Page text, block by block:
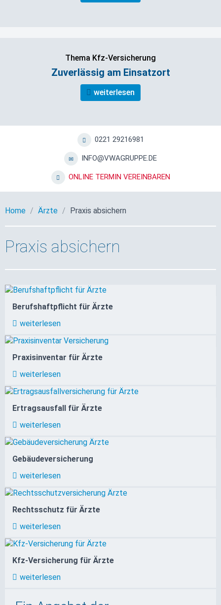
Thema Kfz-Versicherung
Zuverlässig am Einsatzort
weiterlesen
0221 29216981
INFO@VWAGRUPPE.DE
ONLINE TERMIN VEREINBAREN
Home Ärzte Praxis absichern
Praxis absichern
Berufshaftpflicht für Ärzte
weiterlesen
Praxisinventar für Ärzte
weiterlesen
Ertragsausfall für Ärzte
weiterlesen
Gebäudeversicherung
weiterlesen
Rechtsschutz für Ärzte
weiterlesen
Kfz-Versicherung für Ärzte
weiterlesen